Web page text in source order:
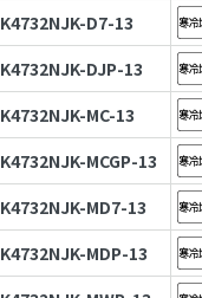
K4732NJK-D7-13
K4732NJK-DJP-13
K4732NJK-MC-13
K4732NJK-MCGP-13
K4732NJK-MD7-13
K4732NJK-MDP-13